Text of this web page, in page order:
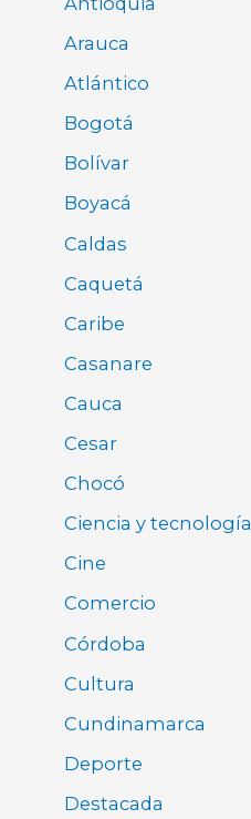
Arauca
Atlántico
Bogotá
Bolívar
Boyacá
Caldas
Caquetá
Caribe
Casanare
Cauca
Cesar
Chocó
Ciencia y tecnología
Cine
Comercio
Córdoba
Cultura
Cundinamarca
Deporte
Destacada